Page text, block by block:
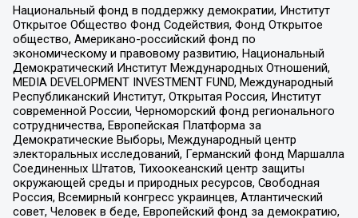
Национальный фонд в поддержку демократии, Институт
Открытое Общество Фонд Содействия, Фонд Открытое
общество, Американо-российский фонд по
экономическому и правовому развитию, Национальный
Демократический Институт Международных Отношений,
MEDIA DEVELOPMENT INVESTMENT FUND, Международный
Республиканский Институт, Открытая Россия, Институт
современной России, Черноморский фонд регионального
сотрудничества, Европейская Платформа за
Демократические Выборы, Международный центр
электоральных исследований, Германский фонд Маршалла
Соединенных Штатов, Тихоокеанский центр защиты
окружающей среды и природных ресурсов, Свободная
Россия, Всемирный конгресс украинцев, Атлантический
совет, Человек в беде, Европейский фонд за демократию,